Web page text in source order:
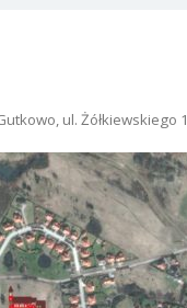
ul. Żółkiewskiego 1